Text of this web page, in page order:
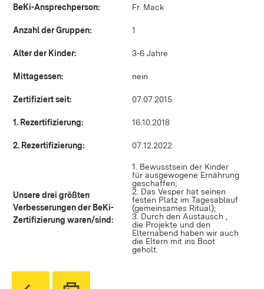
BeKi-Ansprechperson: Fr. Mack
Anzahl der Gruppen: 1
Alter der Kinder: 3-6 Jahre
Mittagessen: nein
Zertifiziert seit: 07.07.2015
1. Rezertifizierung: 16.10.2018
2. Rezertifizierung: 07.12.2022
Unsere drei größten
Verbesserungen der BeKi-
Zertifizierung waren/sind:
1. Bewusstsein der Kinder
für ausgewogene Ernährung
geschaffen;
2. Das Vesper hat seinen
festen Platz im Tagesablauf
(gemeinsames Ritual);
3. Durch den Austausch ,
die Projekte und den
Elternabend haben wir auch
die Eltern mit ins Boot
geholt.